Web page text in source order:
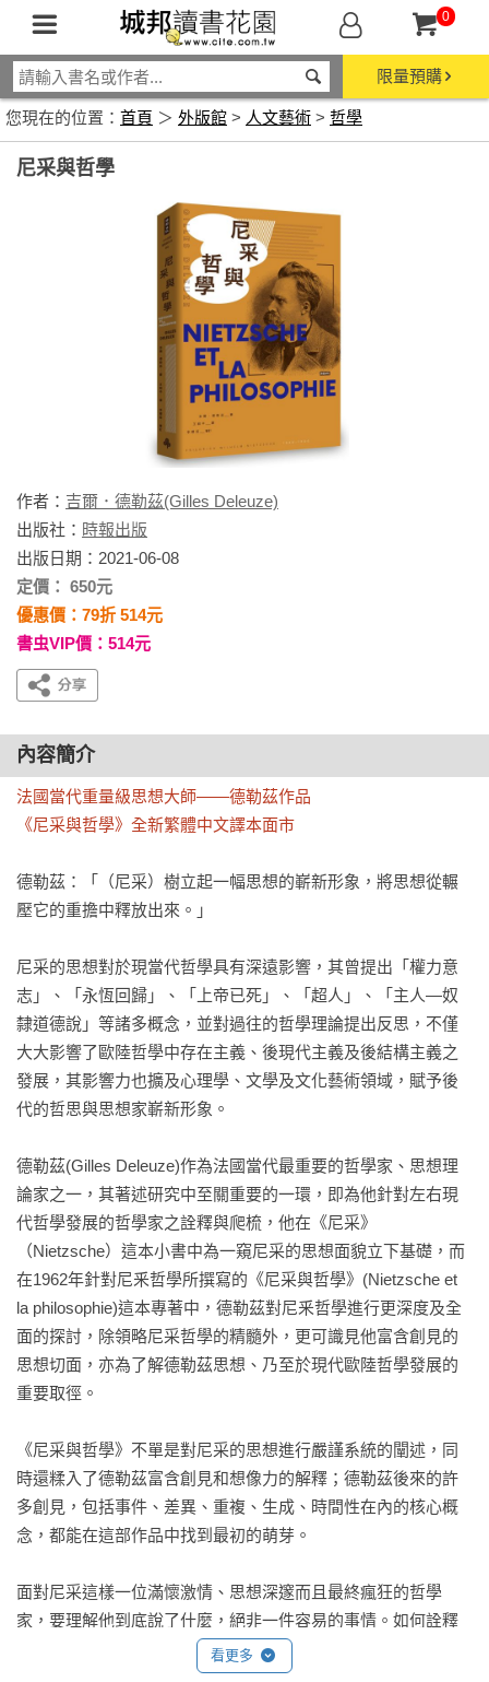
0
限量預購
您現在的位置： 首頁 ＞ 外版館 > 人文藝術 > 哲學
尼采與哲學
作者： 吉爾．德勒茲(Gilles Deleuze)
出版社： 時報出版
出版日期：2021-06-08
定價： 650元
優惠價：79折 514元
書虫VIP價：514元
內容簡介
法國當代重量級思想大師——德勒茲作品
《尼采與哲學》全新繁體中文譯本面市
德勒茲：「（尼采）樹立起一幅思想的嶄新形象，將思想從輾
壓它的重擔中釋放出來。」
尼采的思想對於現當代哲學具有深遠影響，其曾提出「權力意
志」、「永恆回歸」、「上帝已死」、「超人」、「主人—奴
隸道德說」等諸多概念，並對過往的哲學理論提出反思，不僅
大大影響了歐陸哲學中存在主義、後現代主義及後結構主義之
發展，其影響力也擴及心理學、文學及文化藝術領域，賦予後
代的哲思與思想家嶄新形象。
德勒茲(Gilles Deleuze)作為法國當代最重要的哲學家、思想理
論家之一，其著述研究中至關重要的一環，即為他針對左右現
代哲學發展的哲學家之詮釋與爬梳，他在《尼采》
（Nietzsche）這本小書中為一窺尼采的思想面貌立下基礎，而
在1962年針對尼釆哲學所撰寫的《尼采與哲學》(Nietzsche et
la philosophie)這本專著中，德勒茲對尼釆哲學進行更深度及全
面的探討，除領略尼采哲學的精髓外，更可識見他富含創見的
思想切面，亦為了解德勒茲思想、乃至於現代歐陸哲學發展的
重要取徑。
《尼采與哲學》不單是對尼采的思想進行嚴謹系統的闡述，同
時還糅入了德勒茲富含創見和想像力的解釋；德勒茲後來的許
多創見，包括事件、差異、重複、生成、時間性在內的核心概
念，都能在這部作品中找到最初的萌芽。
面對尼采這樣一位滿懷激情、思想深邃而且最終瘋狂的哲學
家，要理解他到底說了什麼，絕非一件容易的事情。如何詮釋
尼采，取決於如何閱讀他的作品，德勒茲在《尼采與哲學》為
讀者提供了一個極其精彩的範例。本書不但可以作為窺尼采思
看更多